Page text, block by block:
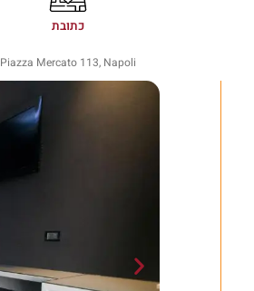
כתובת
Piazza Mercato 113, Napoli